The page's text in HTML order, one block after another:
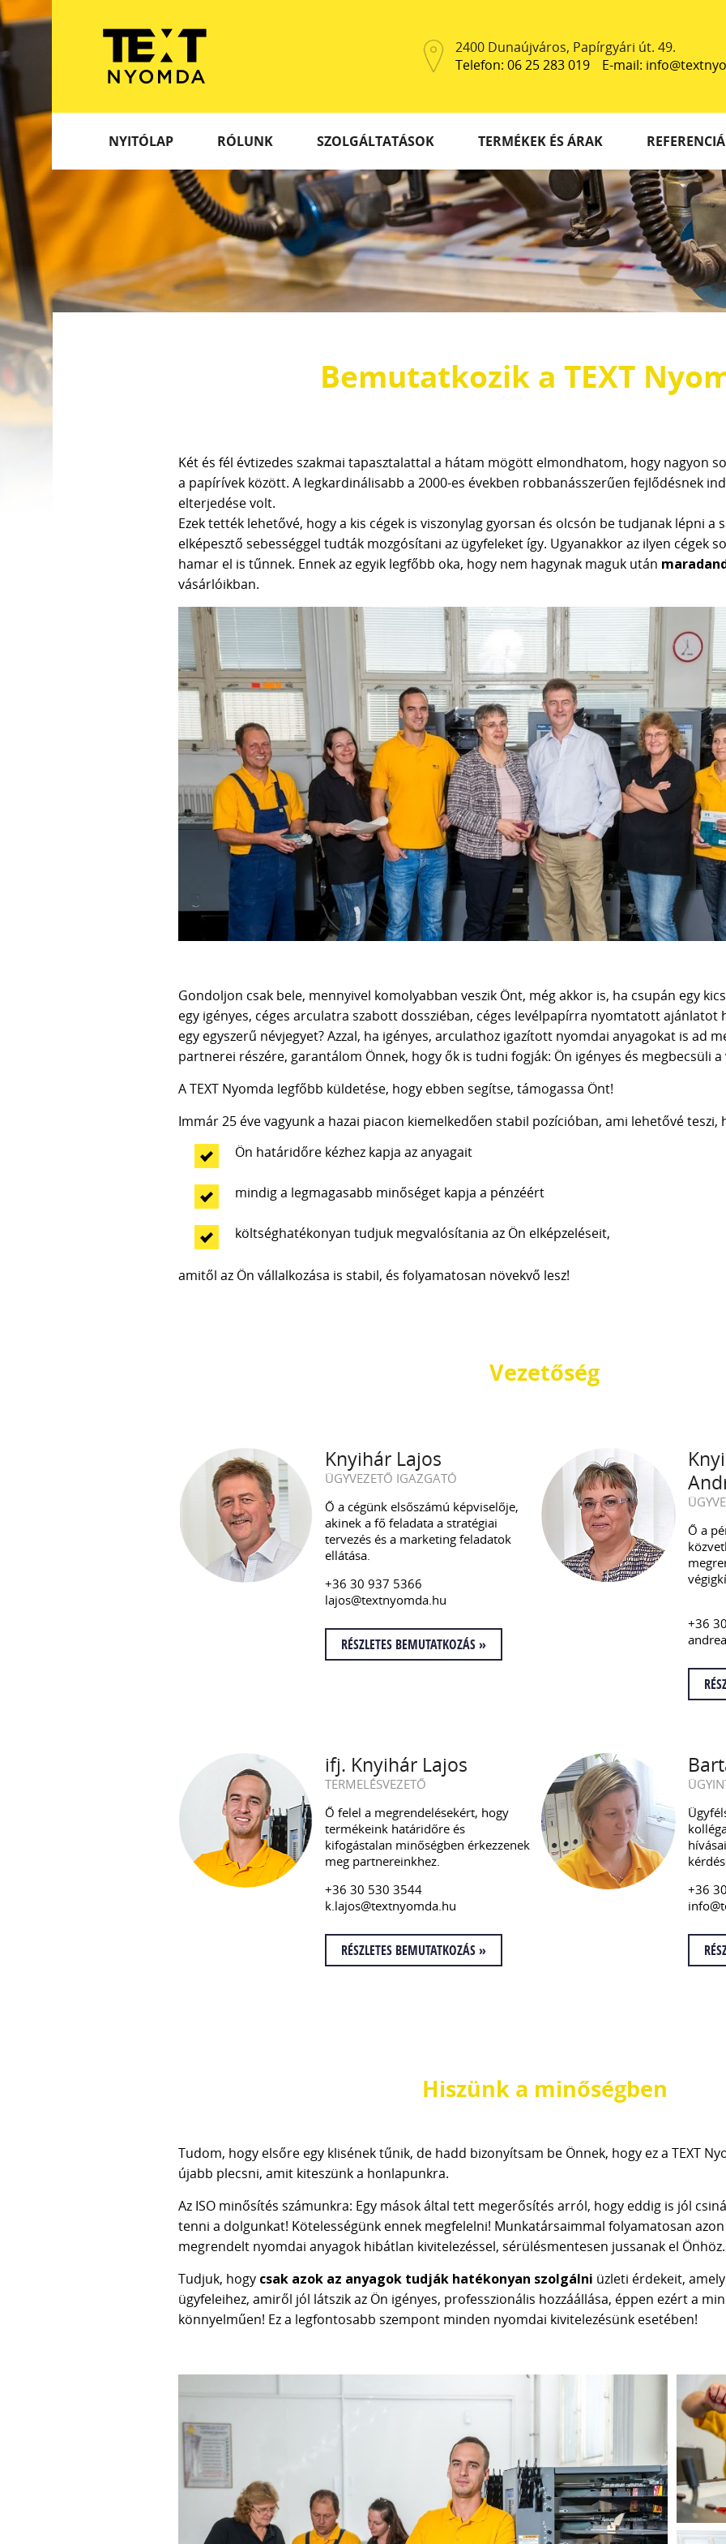
2400 Dunaújváros, Papírgyári út. 49.
Telefon: 06 25 283 019
E-mail:
NYITÓLAP RÓLUNK SZOLGÁLTATÁSOK TERMÉKEK ÉS ÁRAK
Bemutatkozik a TEXT
Két és fél évtizedes szakmai tapasztalattal a hátam mögött elmondhatom, hogy nagyon
a papírívek között. A legkardinálisabb a 2000-es években robbanásszerűen fejlődésnek
elterjedése volt.
Ezek tették lehetővé, hogy a kis cégek is viszonylag gyorsan és olcsón be tudjanak lépni a
elképesztő sebességgel tudták mozgósítani az ügyfeleket így. Ugyanakkor az ilyen cégek
hamar el is tűnnek. Ennek az egyik legfőbb oka, hogy nem hagynak maguk után
vásárlóikban.
Gondoljon csak bele, mennyivel komolyabban veszik Önt, még akkor is, ha csupán egy
egy igényes, céges arculatra szabott dossziéban, céges levélpapírra nyomtatott ajánlatot
egy egyszerű névjegyet? Azzal, ha igényes, arculathoz igazított nyomdai anyagokat is ad
partnerei részére, garantálom Önnek, hogy ők is tudni fogják: Ön igényes és megbecsüli
A TEXT Nyomda legfőbb küldetése, hogy ebben segítse, támogassa Önt!
Immár 25 éve vagyunk a hazai piacon kiemelkedően stabil pozícióban, ami lehetővé teszi,
Ön határidőre kézhez kapja az anyagait
mindig a legmagasabb minőséget kapja a pénzéért
költséghatékonyan tudjuk megvalósítania az Ön elképzeléseit,
amitől az Ön vállalkozása is stabil, és folyamatosan növekvő lesz!
Vezetőség
Knyihár Lajos
ÜGYVEZETŐ IGAZGATÓ
Ő a cégünk elsőszámú képviselője,
akinek a fő feladata a stratégiai
tervezés és a marketing feladatok
ellátása.
+36 30 937 5366
lajos@textnyomda.hu
RÉSZLETES BEMUTATKOZÁS »
Ő a
+36
ifj. Knyihár Lajos
TERMELÉSVEZETŐ
Ő felel a megrendelésekért, hogy
termékeink határidőre és
kifogástalan minőségben érkezzenek
meg partnereinkhez.
+36 30 530 3544
k.lajos@textnyomda.hu
RÉSZLETES BEMUTATKOZÁS »
+36
Hiszünk a minőségben
Tudom, hogy elsőre egy klisének tűnik, de hadd bizonyítsam be Önnek, hogy ez a TEXT
újabb plecsni, amit kiteszünk a honlapunkra.
Az ISO minősítés számunkra: Egy mások által tett megerősítés arról, hogy eddig is jól
tenni a dolgunkat! Kötelességünk ennek megfelelni! Munkatársaimmal folyamatosan
megrendelt nyomdai anyagok hibátlan kivitelezéssel, sérülésmentesen jussanak el Önhöz.
Tudjuk, hogy csak azok az anyagok tudják hatékonyan szolgálni üzleti érdekeit,
ügyfeleihez, amiről jól látszik az Ön igényes, professzionális hozzáállása, éppen ezért a
könnyelműen! Ez a legfontosabb szempont minden nyomdai kivitelezésünk esetében!